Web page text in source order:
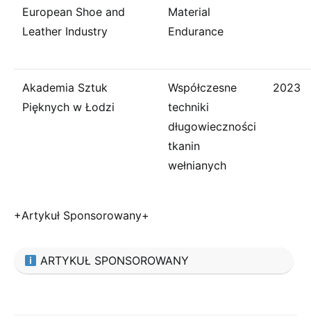
European Shoe and
Leather Industry
Material
Endurance
Akademia Sztuk
Pięknych w Łodzi
Współczesne
techniki
długowieczności
tkanin
wełnianych
2023
+Artykuł Sponsorowany+
ARTYKUŁ SPONSOROWANY